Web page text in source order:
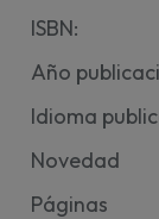
ISBN:
Año
Idioma
Novedad
Páginas